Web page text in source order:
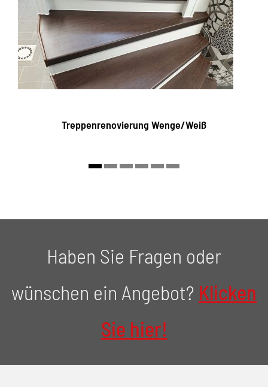
Treppenrenovierung Wenge/Weiß
Haben Sie Fragen oder
wünschen ein Angebot? Klicken
Sie hier!